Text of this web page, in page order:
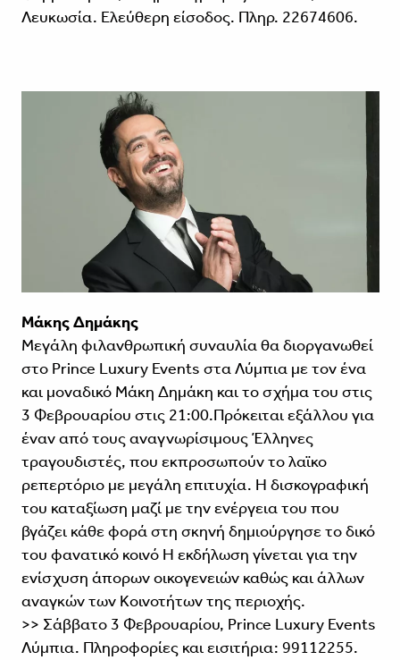
Λευκωσία. Ελεύθερη είσοδος. Πληρ. 22674606.
Μάκης Δημάκης
Μεγάλη φιλανθρωπική συναυλία θα διοργανωθεί
στο Prince Luxury Events στα Λύμπια με τον ένα
και μοναδικό Μάκη Δημάκη και το σχήμα του στις
3 Φεβρουαρίου στις 21:00.Πρόκειται εξάλλου για
έναν από τους αναγνωρίσιμους Έλληνες
τραγουδιστές, που εκπροσωπούν το λαϊκο
ρεπερτόριο με μεγάλη επιτυχία. Η δισκογραφική
του καταξίωση μαζί με την ενέργεια του που
βγάζει κάθε φορά στη σκηνή δημιούργησε το δικό
του φανατικό κοινό Η εκδήλωση γίνεται για την
ενίσχυση άπορων οικογενειών καθώς και άλλων
αναγκών των Κοινοτήτων της περιοχής.
>> Σάββατο 3 Φεβρουαρίου, Prince Luxury Events
Λύμπια. Πληροφορίες και εισιτήρια: 99112255.